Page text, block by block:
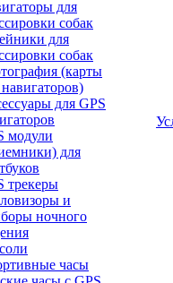
для
собак
для
собак
(карты
навигаторов)
для GPS
модули
для
трекеры
и
ночного
часы